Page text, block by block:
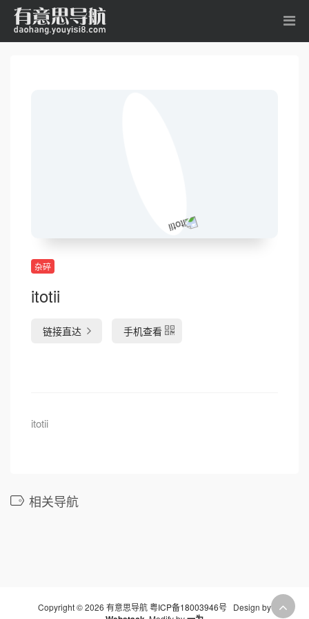
杂碎
itotii
链接直达 手机查看
itotii
相关导航
Copyright © 2026 有意思导航粤ICP备18003946号 Design by